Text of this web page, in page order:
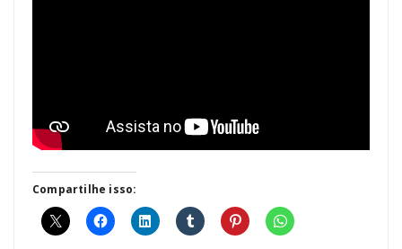
Compartilhe isso: